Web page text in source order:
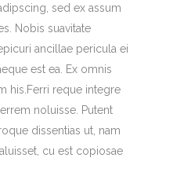
sed ex assum
Nobis suavitate
ancillae pericula ei
est ea. Ex omnis
his.Ferri reque integre
noluisse. Putent
dissentias ut, nam
cu est copiosae